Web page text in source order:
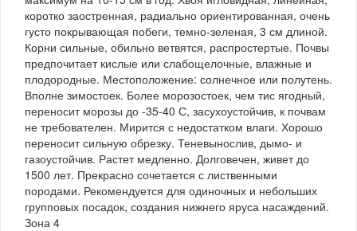
коротко заостренная, радиально ориентированная, очень
густо покрывающая побеги, темно-зеленая, 3 см длиной.
Корни сильные, обильно ветвятся, распростертые. Почвы
предпочитает кислые или слабощелочные, влажные и
плодородные. Местоположение: солнечное или полутень.
Вполне зимостоек. Более морозостоек, чем тис ягодный,
переносит морозы до -35-40 С, засухоустойчив, к почвам
не требователен. Мирится с недостатком влаги. Хорошо
переносит сильную обрезку. Теневынослив, дымо- и
газоустойчив. Растет медленно. Долговечен, живет до
1500 лет. Прекрасно сочетается с лиственными
породами. Рекомендуется для одиночных и небольших
групповых посадок, создания нижнего яруса насаждений.
Зона 4